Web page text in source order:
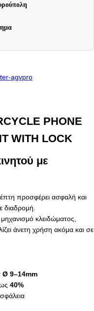
agvpro
PHONE
WITH LOCK
με
προσφέρει ασφαλή και
διαδρομή.
κλειδώματος,
άνετη χρήση ακόμα και σε
Ø 9–14mm
40%